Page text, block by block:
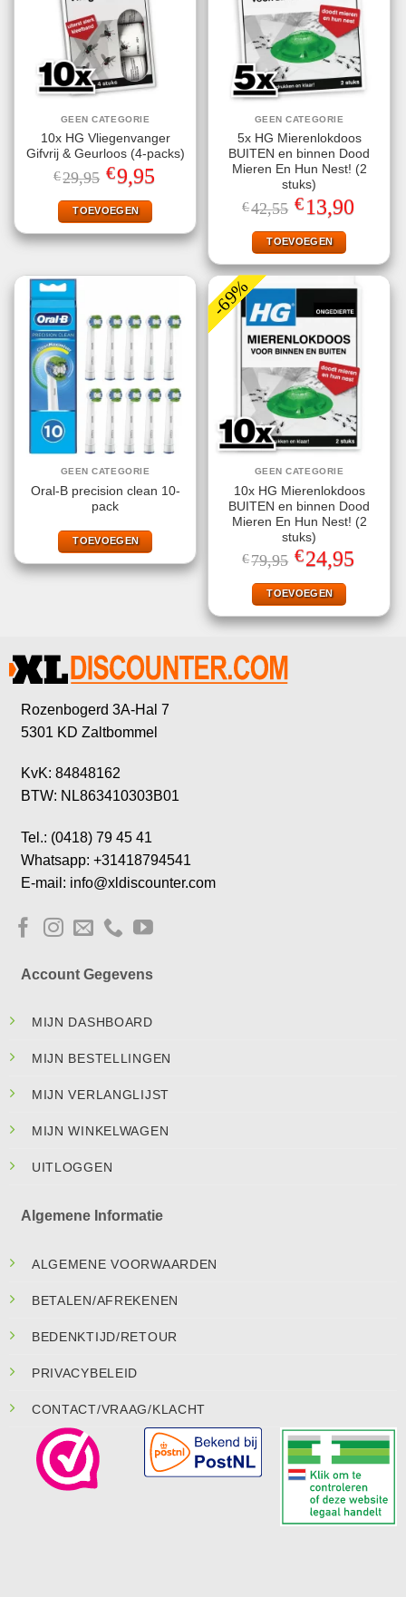
GEEN CATEGORIE
10x HG Vliegenvanger
Gifvrij & Geurloos (4-packs)
€29,95 Oorspronkelijke
prijs
was:
€29,95.
€9,95prijs
TOEVOEGEN
GEEN CATEGORIE
5x HG Mierenlokdoos
BUITEN en binnen Dood
Mieren En Hun Nest! (2
stuks)
€42,55 Oorspronkelijke
prijs
was:
€42,55.
€13,90Huidige
prijs
TOEVOEGEN
GEEN CATEGORIE
Oral-B precision clean 10-
pack
TOEVOEGEN
-69%
GEEN CATEGORIE
10x HG Mierenlokdoos
BUITEN en binnen Dood
Mieren En Hun Nest! (2
stuks)
€79,95 Oorspronkelijke
prijs
was:
€79,95.
€24,95prijs
TOEVOEGEN
Rozenbogerd 3A-Hal 7
5301 KD Zaltbommel
KvK: 84848162
BTW: NL863410303B01
Tel.: (0418) 79 45 41
Whatsapp: +31418794541
E-mail: info@xldiscounter.com
Account Gegevens
MIJN DASHBOARD
MIJN BESTELLINGEN
MIJN VERLANGLIJST
MIJN WINKELWAGEN
UITLOGGEN
Algemene Informatie
ALGEMENE VOORWAARDEN
BETALEN/AFREKENEN
BEDENKTIJD/RETOUR
PRIVACYBELEID
CONTACT/VRAAG/KLACHT